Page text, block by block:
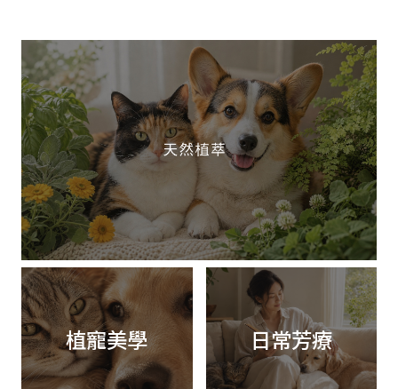
植寵美學 日常芳療